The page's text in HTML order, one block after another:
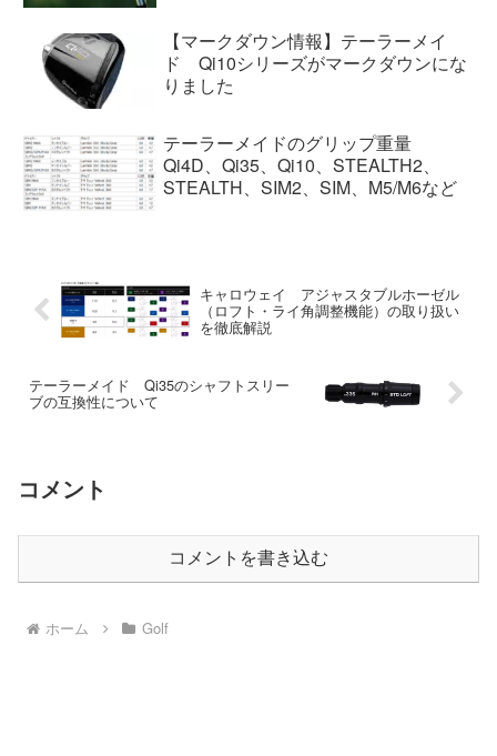
【マークダウン情報】テーラーメイ
ド Qi10シリーズがマークダウンにな
りました
テーラーメイドのグリップ重量
Qi4D、Qi35、Qi10、STEALTH2、
STEALTH、SIM2、SIM、M5/M6など
キャロウェイ アジャスタブルホーゼル
（ロフト・ライ角調整機能）の取り扱い
を徹底解説
テーラーメイド Qi35のシャフトスリー
ブの互換性について
コメント
コメントを書き込む
ホーム Golf